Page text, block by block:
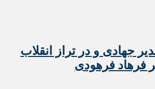
جهادی و در تراز انقلاب
فرهاد فرهودی